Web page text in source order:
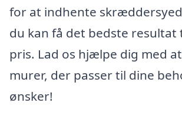
for at indhente
du kan få det bedste resultat
pris. Lad os hjælpe dig med
murer, der passer til dine
ønsker!